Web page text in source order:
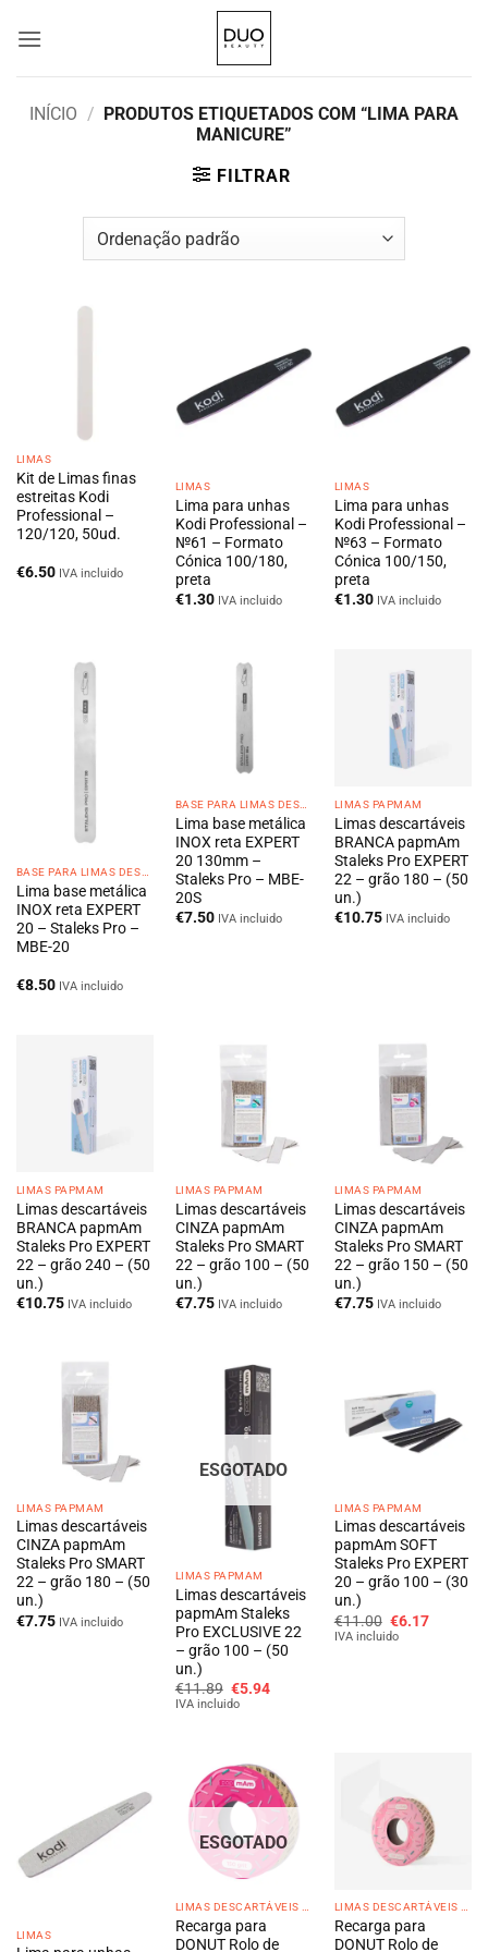
INÍCIO / PRODUTOS ETIQUETADOS COM “LIMA PARA
MANICURE”
FILTRAR
LIMAS
Kit de Limas finas
estreitas Kodi
Professional –
120/120, 50ud.
€6.50 IVA incluido
LIMAS
Lima para unhas
Kodi Professional –
№61 – Formato
Cónica 100/180,
preta
€1.30 IVA incluido
LIMAS
Lima para unhas
Kodi Professional –
№63 – Formato
Cónica 100/150,
preta
€1.30 IVA incluido
BASE PARA LIMAS DESCARTÁVEIS
Lima base metálica
INOX reta EXPERT
20 – Staleks Pro –
MBE-20
€8.50 IVA incluido
Lima base metálica
INOX reta EXPERT
20 130mm –
Staleks Pro – MBE-
20S
€7.50 IVA incluido
LIMAS PAPMAM
Limas descartáveis
BRANCA papmAm
Staleks Pro EXPERT
22 – grão 180 – (50
un.)
€10.75 IVA incluido
LIMAS PAPMAM
Limas descartáveis
BRANCA papmAm
Staleks Pro EXPERT
22 – grão 240 – (50
un.)
€10.75 IVA incluido
LIMAS PAPMAM
Limas descartáveis
CINZA papmAm
Staleks Pro SMART
22 – grão 100 – (50
un.)
€7.75 IVA incluido
LIMAS PAPMAM
Limas descartáveis
CINZA papmAm
Staleks Pro SMART
22 – grão 150 – (50
un.)
€7.75 IVA incluido
LIMAS PAPMAM
Limas descartáveis
CINZA papmAm
Staleks Pro SMART
22 – grão 180 – (50
un.)
€7.75 IVA incluido
ESGOTADO
LIMAS PAPMAM
Limas descartáveis
papmAm Staleks
Pro EXCLUSIVE 22
– grão 100 – (50
un.)
€11.89 O
preço
€5.94O
IVA incluido
LIMAS PAPMAM
Limas descartáveis
papmAm SOFT
Staleks Pro EXPERT
20 – grão 100 – (30
un.)
€11.00 O
preço
€6.17O
IVA incluido
LIMAS
ESGOTADO
LIMAS DESCARTÁVEIS DONUT
Recarga para
DONUT Rolo de
LIMAS DESCARTÁVEIS DONUT
Recarga para
DONUT Rolo de